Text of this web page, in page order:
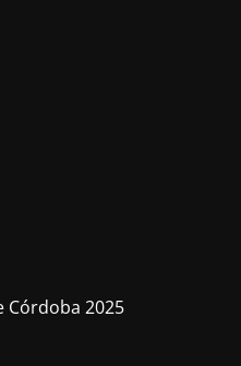
Córdoba 2025